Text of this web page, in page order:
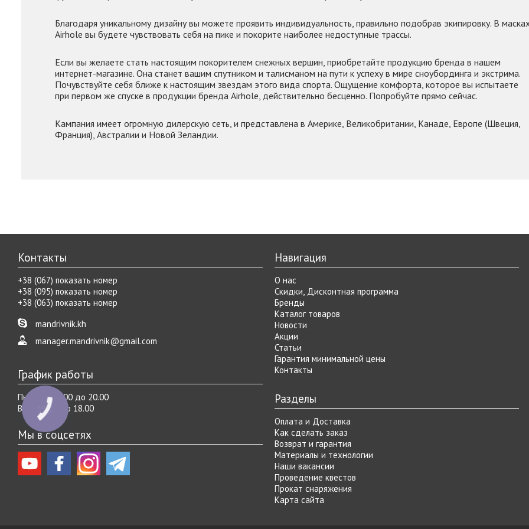
Благодаря уникальному дизайну вы можете проявить индивидуальность, правильно подобрав экипировку. В
Airhole вы будете чувствовать себя на пике и покорите наиболее недоступные трассы.
Если вы желаете стать настоящим покорителем снежных вершин, приобретайте продукцию бренда в нашем
интернет-магазине. Она станет вашим спутником и талисманом на пути к успеху в мире сноубординга и экстрима.
Почувствуйте себя ближе к настоящим звездам этого вида спорта. Ощущение комфорта, которое вы испытаете
при первом же спуске в продукции бренда Airhole, действительно бесценно. Попробуйте прямо сейчас.
Кампания имеет огромную дилерскую сеть, и представлена в Америке, Великобритании, Канаде, Европе (Швеция,
Франция), Австралии и Новой Зеландии.
Контакты
+38 (067) показать номер
+38 (095) показать номер
+38 (063) показать номер
mandrivnik.kh
manager.mandrivnik@gmail.com
График работы
Пн.-Cб. с 10.00 до 20.00
Вс. с 10.00 до 18.00
Мы в соцсетях
Навигация
О нас
Скидки, Дисконтная программа
Бренды
Каталог товаров
Новости
Акции
Статьи
Гарантия минимальной цены
Контакты
Разделы
Оплата и Доставка
Как сделать заказ
Возврат и гарантия
Материалы и технологии
Наши вакансии
Проведение квестов
Прокат снаряжения
Карта сайта
КНОПКА
ЗВ'ЯЗКУ